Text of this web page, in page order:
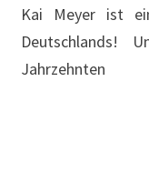
Kai Meyer ist
Deutschlands!
Jahrzehnten